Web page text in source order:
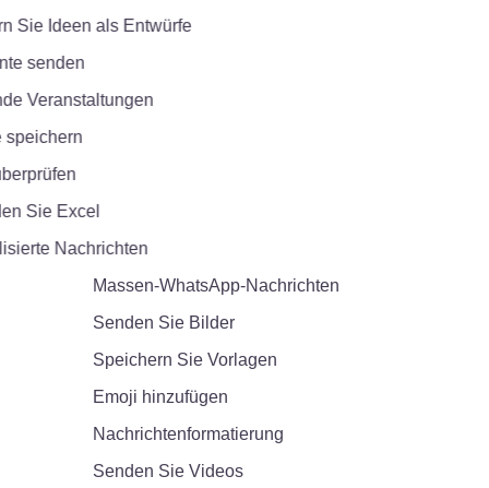
Ideen als Entwürfe
senden
Veranstaltungen
Sie Excel
Nachrichten
Massen-WhatsApp-Nachrichten
Senden Sie Bilder
Speichern Sie Vorlagen
Emoji hinzufügen
Nachrichtenformatierung
Senden Sie Videos